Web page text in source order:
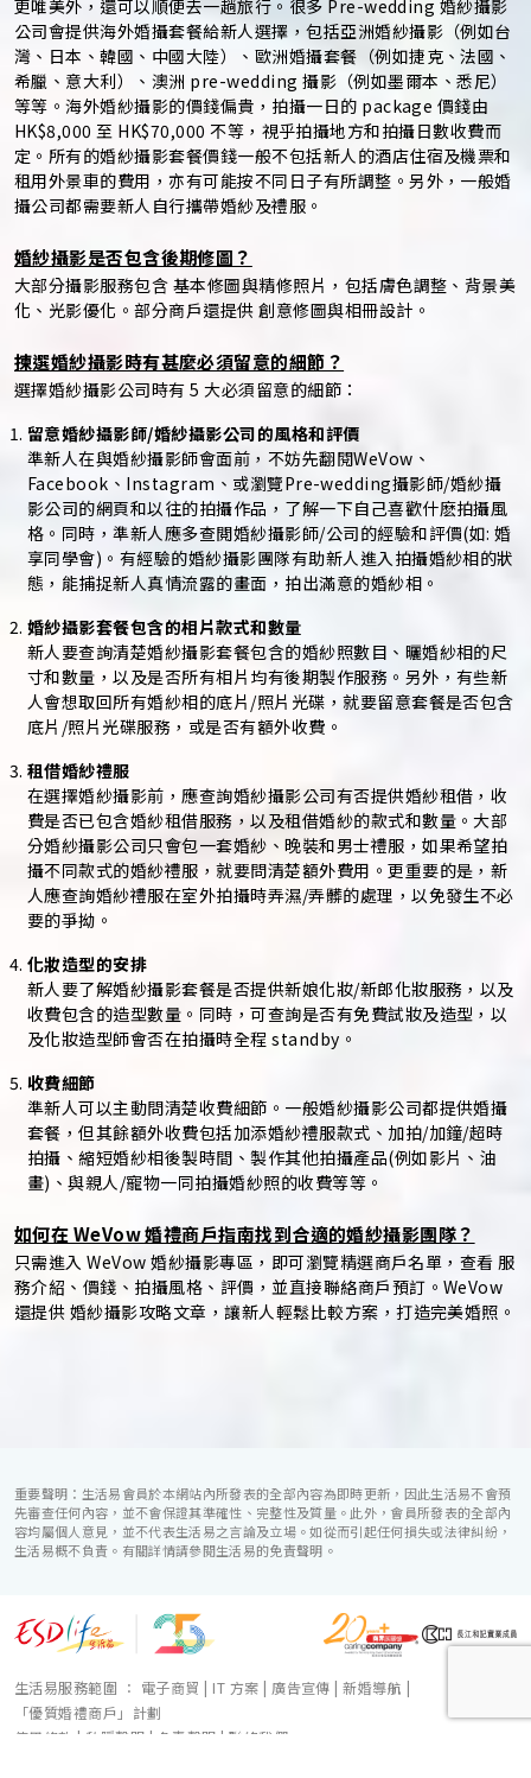
更唯美外，還可以順便去一趟旅行。很多 Pre-wedding 婚紗攝影
公司會提供海外婚攝套餐給新人選擇，包括亞洲婚紗攝影（例如台
灣、日本、韓國、中國大陸）、歐洲婚攝套餐（例如捷克、法國、
希臘、意大利）、澳洲 pre-wedding 攝影（例如墨爾本、悉尼）
等等。海外婚紗攝影的價錢偏貴，拍攝一日的 package 價錢由
HK$8,000 至 HK$70,000 不等，視乎拍攝地方和拍攝日數收費而
定。所有的婚紗攝影套餐價錢一般不包括新人的酒店住宿及機票和
租用外景車的費用，亦有可能按不同日子有所調整。另外，一般婚
攝公司都需要新人自行攜帶婚紗及禮服。
婚紗攝影是否包含後期修圖？
大部分攝影服務包含 基本修圖與精修照片，包括膚色調整、背景美
化、光影優化。部分商戶還提供 創意修圖與相冊設計。
揀選婚紗攝影時有甚麼必須留意的細節？
選擇婚紗攝影公司時有 5 大必須留意的細節：
留意婚紗攝影師/婚紗攝影公司的風格和評價
準新人在與婚紗攝影師會面前，不妨先翻閱WeVow、
Facebook、Instagram、或瀏覽Pre-wedding攝影師/婚紗攝
影公司的網頁和以往的拍攝作品，了解一下自己喜歡什麽拍攝風
格。同時，準新人應多查閲婚紗攝影師/公司的經驗和評價(如: 婚
享同學會)。有經驗的婚紗攝影團隊有助新人進入拍攝婚紗相的狀
態，能捕捉新人真情流露的畫面，拍出滿意的婚紗相。
婚紗攝影套餐包含的相片款式和數量
新人要查詢清楚婚紗攝影套餐包含的婚紗照數目、曬婚紗相的尺
寸和數量，以及是否所有相片均有後期製作服務。另外，有些新
人會想取回所有婚紗相的底片/照片光碟，就要留意套餐是否包含
底片/照片光碟服務，或是否有額外收費。
租借婚紗禮服
在選擇婚紗攝影前，應查詢婚紗攝影公司有否提供婚紗租借，收
費是否已包含婚紗租借服務，以及租借婚紗的款式和數量。大部
分婚紗攝影公司只會包一套婚紗、晚裝和男士禮服，如果希望拍
攝不同款式的婚紗禮服，就要問清楚額外費用。更重要的是，新
人應查詢婚紗禮服在室外拍攝時弄濕/弄髒的處理，以免發生不必
要的爭拗。
化妝造型的安排
新人要了解婚紗攝影套餐是否提供新娘化妝/新郎化妝服務，以及
收費包含的造型數量。同時，可查詢是否有免費試妝及造型，以
及化妝造型師會否在拍攝時全程 standby。
收費細節
準新人可以主動問清楚收費細節。一般婚紗攝影公司都提供婚攝
套餐，但其餘額外收費包括加添婚紗禮服款式、加拍/加鐘/超時
拍攝、縮短婚紗相後製時間、製作其他拍攝產品(例如影片、油
畫)、與親人/寵物一同拍攝婚紗照的收費等等。
如何在 WeVow 婚禮商戶指南找到合適的婚紗攝影團隊？
只需進入 WeVow 婚紗攝影專區，即可瀏覽精選商戶名單，查看 服
務介紹、價錢、拍攝風格、評價，並直接聯絡商戶預訂。WeVow
還提供 婚紗攝影攻略文章，讓新人輕鬆比較方案，打造完美婚照。
重要聲明：生活易會員於本網站內所發表的全部內容為即時更新，因此生活易不會預
先審查任何內容，並不會保證其準確性、完整性及質量。此外，會員所發表的全部內
容均屬個人意見，並不代表生活易之言論及立場。如從而引起任何損失或法律糾紛，
生活易概不負責。有關詳情請參閱生活易的免責聲明。
生活易服務範圍 ： 電子商貿 IT 方案 |廣告宣傳 |新婚導航
「優質婚禮商戶」計劃